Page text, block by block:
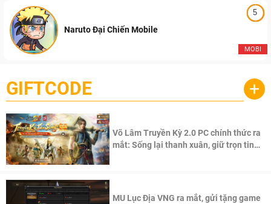
5
MOBI
Naruto Đại Chiến Mobile
GIFTCODE +
Võ Lâm Truyền Kỳ 2.0 PC chính thức ra
mắt: Sống lại thanh xuân, giữ trọn tinh
MU Lục Địa VNG ra mắt, gửi tặng game